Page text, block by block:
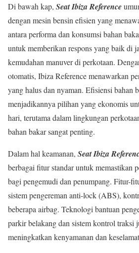
Di bawah kap, Seat Ibiza Reference
dengan mesin bensin efisien yang
antara performa dan konsumsi bahan
untuk memberikan respons yang baik di
kemudahan manuver di perkotaan.
otomatis, Ibiza Reference menawarkan
yang halus dan nyaman. Efisiensi bahan
menjadikannya pilihan yang ekonomis
hari, terutama dalam lingkungan
bahan bakar sangat penting.
Dalam hal keamanan, Seat Ibiza
berbagai fitur standar untuk memastikan
bagi pengemudi dan penumpang. Fitur-
sistem pengereman anti-lock (ABS),
beberapa airbag. Teknologi bantuan
parkir belakang dan sistem kontrol traksi
meningkatkan kenyamanan dan